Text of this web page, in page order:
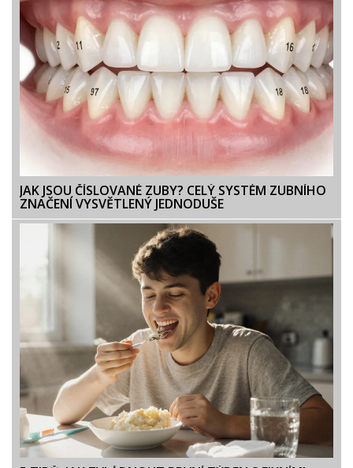
JAK JSOU ČÍSLOVANÉ ZUBY? CELÝ SYSTÉM ZUBNÍHO
ZNAČENÍ VYSVĚTLENÝ JEDNODUŠE